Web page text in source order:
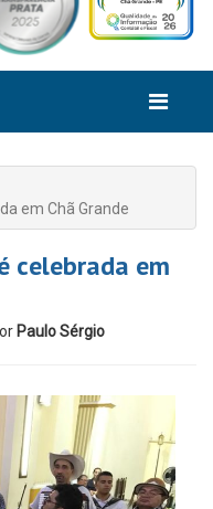
em Chã Grande
celebrada em
Paulo Sérgio